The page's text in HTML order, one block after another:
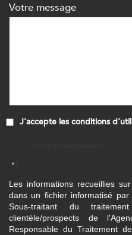
Votre message
J'accepte les conditions
* :
Les informations recueillies
dans un fichier informatisé
Sous-traitant du
clientèle/prospects de
Responsable du Traitement